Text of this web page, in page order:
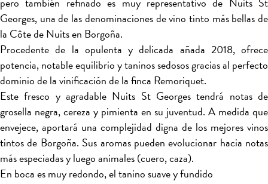
Georges, una de las denominaciones de vino tinto más bellas de
la Côte de Nuits en Borgoña.
Procedente de la opulenta y delicada añada 2018, ofrece
potencia, notable equilibrio y taninos sedosos gracias al perfecto
dominio de la vinificación de la finca Remoriquet.
Este fresco y agradable Nuits St Georges tendrá notas de
grosella negra, cereza y pimienta en su juventud. A medida que
envejece, aportará una complejidad digna de los mejores vinos
tintos de Borgoña. Sus aromas pueden evolucionar hacia notas
más especiadas y luego animales (cuero, caza).
En boca es muy redondo, el tanino suave y fundido